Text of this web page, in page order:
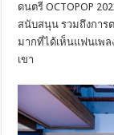
ดนตรี OCTOPOP
สนับสนุน รวมถึงการ
มากที่ได้เห็นแฟนเพล
เขา